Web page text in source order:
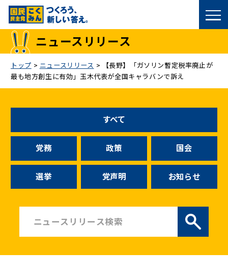
国民民主党トップ
議員
候補者公募
こくみん政治塾
お問い合わせ
ニュースリリース
ニュースリリース
トップ > ニュースリリース >
【長野】「ガソリン暫定税率廃止が
最も地方創生に有効」玉木代表が全国キャラバンで訴え
すべて
党務 政策 国会
選挙 党声明 お知らせ